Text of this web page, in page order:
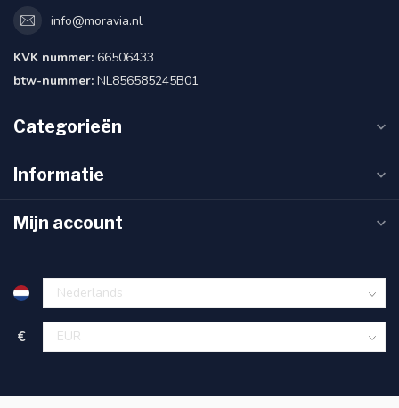
info@moravia.nl
KVK nummer: 66506433
btw-nummer: NL856585245B01
Categorieën
Informatie
Mijn account
€